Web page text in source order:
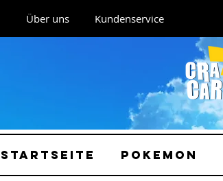
Über uns Kundenservice
Startseite Pokemon